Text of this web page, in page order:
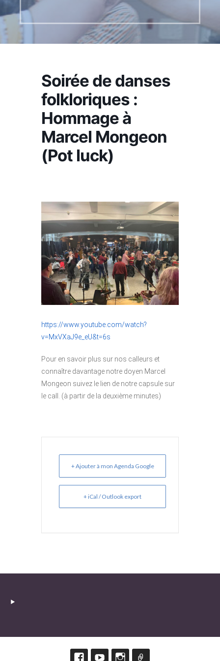
Soirée de danses
folkloriques :
Hommage à
Marcel Mongeon
(Pot luck)
https://www.youtube.com/watch?
v=MxVXaJ9e_eU&t=6s
Pour en savoir plus sur nos calleurs et
connaître davantage notre doyen Marcel
Mongeon suivez le lien de notre capsule sur
le call. (à partir de la deuxième minutes)
+ Ajouter à mon Agenda Google
+ iCal / Outlook export